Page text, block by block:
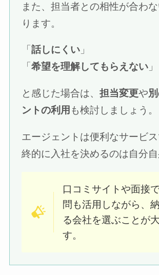
また、担当者との相性が合わ
ります。
「話しにくい 」
「希望を理解してもらえない 」
と感じた場合は、担当変更や
ントの利用 も検討しましょう。
エージェントは便利なサービ
終的に入社を決めるのは自分自
口コミサイトや面接
問も活用しながら、
る会社を選ぶことが
す。